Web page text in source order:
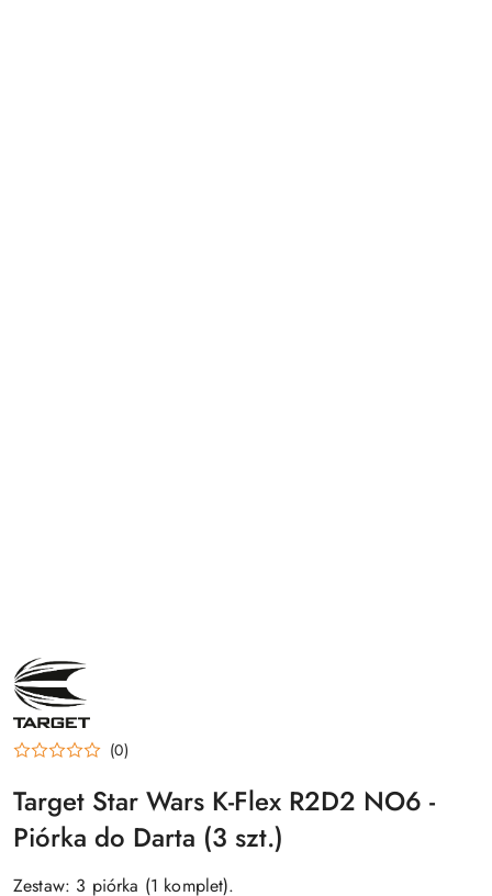
NAZWA
PRODUCENTA:
TARGET
(0)
Target Star Wars K-Flex R2D2 NO6 -
Piórka do Darta (3 szt.)
Zestaw: 3 piórka (1 komplet).